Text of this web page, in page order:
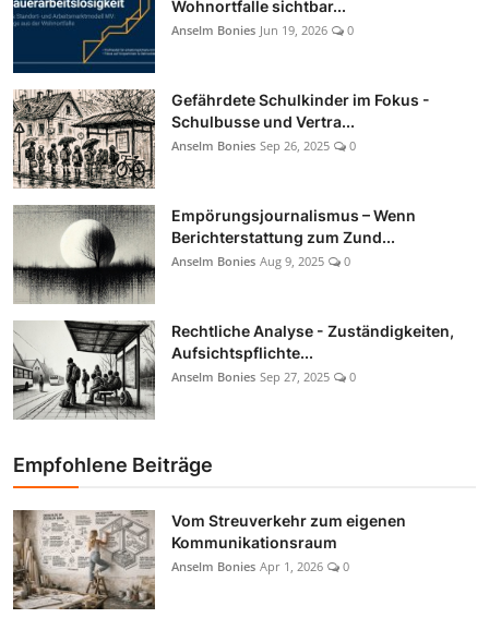
Wohnortfalle sichtbar...
Anselm Bonies Jun 19, 2026 0
Gefährdete Schulkinder im Fokus -
Schulbusse und Vertra...
Anselm Bonies Sep 26, 2025 0
Empörungsjournalismus – Wenn
Berichterstattung zum Zund...
Anselm Bonies Aug 9, 2025 0
Rechtliche Analyse - Zuständigkeiten,
Aufsichtspflichte...
Anselm Bonies Sep 27, 2025 0
Empfohlene Beiträge
Vom Streuverkehr zum eigenen
Kommunikationsraum
Anselm Bonies Apr 1, 2026 0